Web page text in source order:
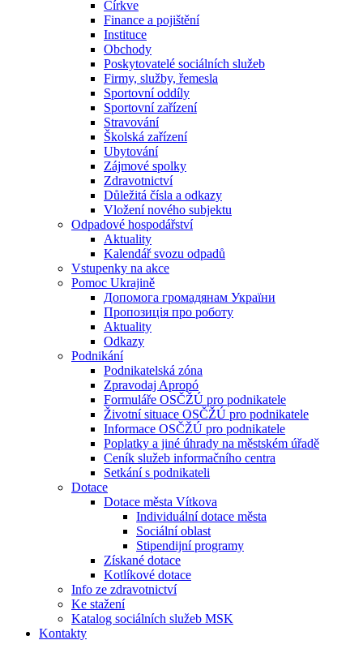
Církve
Finance a pojištění
Instituce
Obchody
Poskytovatelé sociálních služeb
Firmy, služby, řemesla
Sportovní oddíly
Sportovní zařízení
Stravování
Školská zařízení
Ubytování
Zájmové spolky
Zdravotnictví
Důležitá čísla a odkazy
Vložení nového subjektu
Odpadové hospodářství
Aktuality
Kalendář svozu odpadů
Vstupenky na akce
Pomoc Ukrajině
Допомога громадянам України
Пропозиція про роботу
Aktuality
Odkazy
Podnikání
Podnikatelská zóna
Zpravodaj Apropó
Formuláře OSČŽÚ pro podnikatele
Životní situace OSČŽÚ pro podnikatele
Informace OSČŽÚ pro podnikatele
Poplatky a jiné úhrady na městském úřadě
Ceník služeb informačního centra
Setkání s podnikateli
Dotace
Dotace města Vítkova
Individuální dotace města
Sociální oblast
Stipendijní programy
Získané dotace
Kotlíkové dotace
Info ze zdravotnictví
Ke stažení
Katalog sociálních služeb MSK
Kontakty